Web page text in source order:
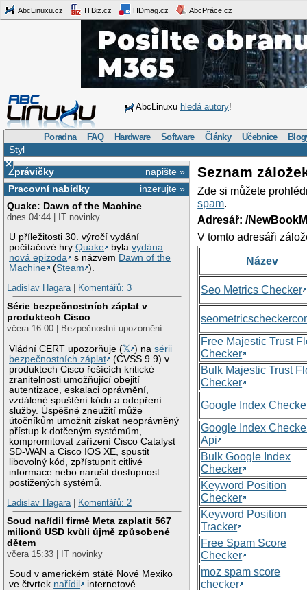
AbcLinuxu.cz ITBiz.cz HDmag.cz AbcPráce.cz
AbcLinuxu hledá autory!
Poradna FAQ Hardware Software Články Učebnice
Styl
×
napište »
Zprávičky
inzerujte »
Pracovní nabídky
Quake: Dawn of the Machine
dnes 04:44 | IT novinky
U příležitosti 30. výročí vydání
počítačové hryQuake bylavydána
nová epizoda
s názvem Dawn of the
Machine
(Steam ).
Ladislav Hagara| Komentářů: 3
Série bezpečnostních záplat v
produktech Cisco
včera 16:00 | Bezpečnostní upozornění
Vládní CERT upozorňuje (𝕏 ) nasérii
bezpečnostních záplat
(CVSS 9.9) v
produktech Cisco řešících kritické
zranitelnosti umožňující obejití
autentizace, eskalaci oprávnění,
vzdálené spuštění kódu a odepření
služby. Úspěšné zneužití může
útočníkům umožnit získat neoprávněný
přístup k dotčeným systémům,
kompromitovat zařízení Cisco Catalyst
SD-WAN a Cisco IOS XE, spustit
libovolný kód, zpřístupnit citlivé
informace nebo narušit dostupnost
postižených systémů.
Ladislav Hagara| Komentářů: 2
Soud nařídil firmě Meta zaplatit 567
milionů USD kvůli újmě způsobené
dětem
včera 15:33 | IT novinky
Soud v americkém státě Nové Mexiko
ve čtvrtek nařídil
internetové
Seznam
Zde si můžete
spam.
Adresář: /
V tomto adresáři
Název
Seo Metrics Checker
Free Majestic Trust
Checker
Bulk Majestic Trust
Checker
Google Index
Google Index
Api
Bulk Google Index
Checker
Keyword Position
Checker
Keyword Position
Tracker
Free Spam Score
Checker
moz spam score
checker